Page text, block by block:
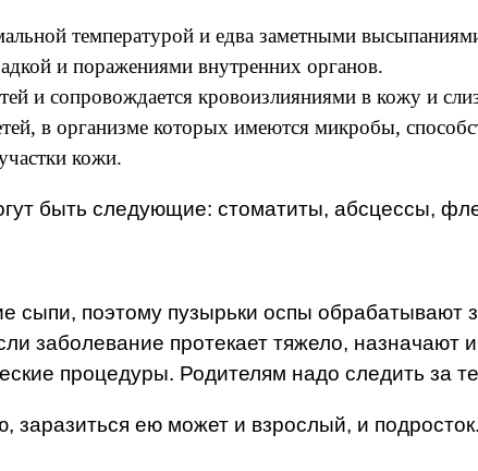
температурой и едва заметными
и поражениями внутренних органов.
и сопровождается кровоизлияниями в кожу и
в организме которых имеются микробы,
кожи.
быть следующие: стоматиты, абсцессы,
поэтому пузырьки оспы обрабатывают
заболевание протекает тяжело,
процедуры. Родителям надо следить за
заразиться ею может и взрослый, и